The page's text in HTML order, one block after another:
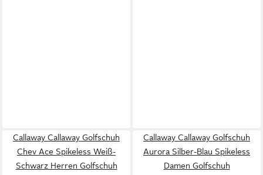
Callaway Callaway Golfschuh
Chev Ace Spikeless Weiß-
Schwarz Herren Golfschuh
Callaway Callaway Golfschuh
Aurora Silber-Blau Spikeless
Damen Golfschuh